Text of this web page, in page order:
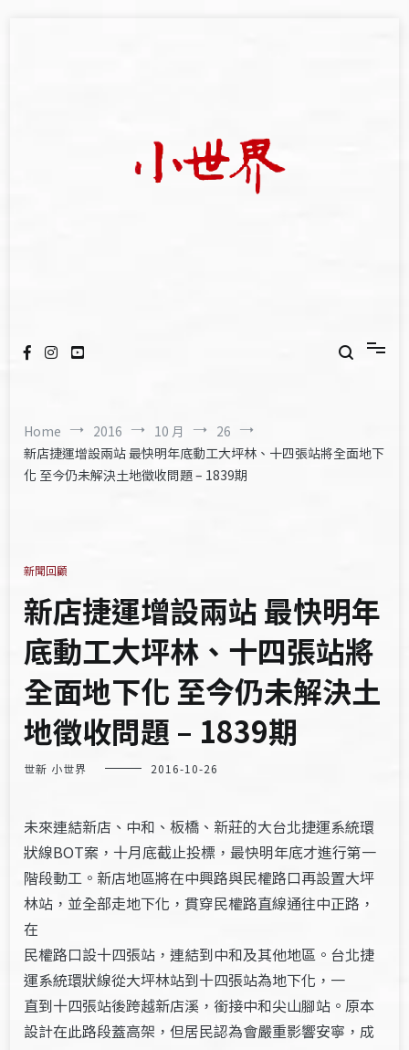
Home 2016 10 月
26
新店捷運增設兩站 最快明年底動工大坪林、十四張站將全面地下
化 至今仍未解決土地徵收問題 – 1839期
新聞回顧
新店捷運增設兩站 最快明年
底動工大坪林、十四張站將
全面地下化 至今仍未解決土
地徵收問題 – 1839期
世新 小世界 2016-10-26
未來連結新店、中和、板橋、新莊的大台北捷運系統環
狀線BOT案，十月底截止投標，最快明年底才進行第一
階段動工。新店地區將在中興路與民權路口再設置大坪
林站，並全部走地下化，貫穿民權路直線通往中正路，
在
民權路口設十四張站，連結到中和及其他地區。台北捷
運系統環狀線從大坪林站到十四張站為地下化，一
直到十四張站後跨越新店溪，銜接中和尖山腳站。原本
設計在此路段蓋高架，但居民認為會嚴重影響安寧，成